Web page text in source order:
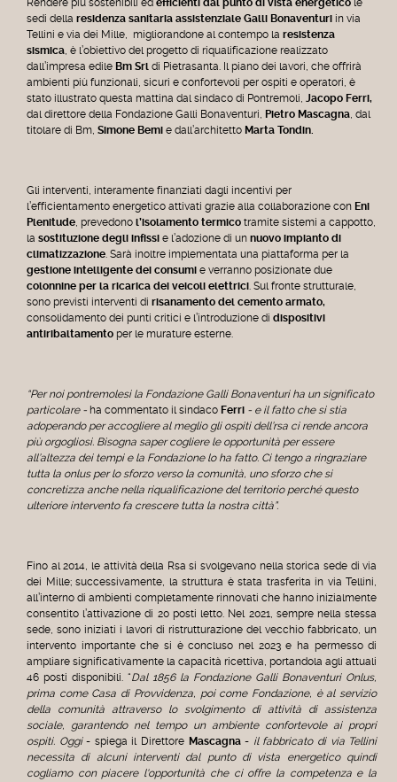
Rendere più sostenibili ed efficienti dal punto di vista energetico le
sedi della residenza sanitaria assistenziale Galli Bonaventuri in via
Tellini e via dei Mille, migliorandone al contempo la resistenza
sismica, è l’obiettivo del progetto di riqualificazione realizzato
dall’impresa edile Bm Srl di Pietrasanta. Il piano dei lavori, che offrirà
ambienti più funzionali, sicuri e confortevoli per ospiti e operatori, è
stato illustrato questa mattina dal sindaco di Pontremoli, Jacopo Ferri,
dal direttore della Fondazione Galli Bonaventuri, Pietro Mascagna, dal
titolare di Bm, Simone Bemi e dall’architetto Marta Tondin.
Gli interventi, interamente finanziati dagli incentivi per
l’efficientamento energetico attivati grazie alla collaborazione con Eni
Plenitude, prevedono l’isolamento termico tramite sistemi a cappotto,
la sostituzione degli infissi e l’adozione di un nuovo impianto di
climatizzazione. Sarà inoltre implementata una piattaforma per la
gestione intelligente dei consumi e verranno posizionate due
colonnine per la ricarica dei veicoli elettrici. Sul fronte strutturale,
sono previsti interventi di risanamento del cemento armato,
consolidamento dei punti critici e l’introduzione di dispositivi
antiribaltamento per le murature esterne.
“Per noi pontremolesi la Fondazione Galli Bonaventuri ha un significato
particolare - ha commentato il sindaco Ferri - e il fatto che si stia
adoperando per accogliere al meglio gli ospiti dell’rsa ci rende ancora
più orgogliosi. Bisogna saper cogliere le opportunità per essere
all’altezza dei tempi e la Fondazione lo ha fatto. Ci tengo a ringraziare
tutta la onlus per lo sforzo verso la comunità, uno sforzo che si
concretizza anche nella riqualificazione del territorio perché questo
ulteriore intervento fa crescere tutta la nostra città”.
Fino al 2014, le attività della Rsa si svolgevano nella storica sede di via
dei Mille; successivamente, la struttura è stata trasferita in via Tellini,
all’interno di ambienti completamente rinnovati che hanno inizialmente
consentito l’attivazione di 20 posti letto. Nel 2021, sempre nella stessa
sede, sono iniziati i lavori di ristrutturazione del vecchio fabbricato, un
intervento importante che si è concluso nel 2023 e ha permesso di
ampliare significativamente la capacità ricettiva, portandola agli attuali
46 posti disponibili. “Dal 1856 la Fondazione Galli Bonaventuri Onlus,
prima come Casa di Provvidenza, poi come Fondazione, è al servizio
della comunità attraverso lo svolgimento di attività di assistenza
sociale, garantendo nel tempo un ambiente confortevole ai propri
ospiti. Oggi- spiega il Direttore Mascagna- il fabbricato di via Tellini
necessita di alcuni interventi dal punto di vista energetico quindi
cogliamo con piacere l'opportunità che ci offre la competenza e la